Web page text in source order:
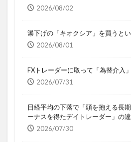
2026/08/02
瀑下げの「キオクシア」を買うと
2026/08/01
FXトレーダーに取って「為替介入
2026/07/31
日経平均の下落で「頭を抱える長
ーナスを得たデイトレーダー」の
2026/07/30